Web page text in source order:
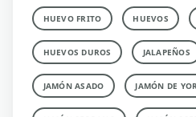
HUEVO FRITO HUEVOS
HUEVOS DUROS JALAPEÑOS
JAMÓN ASADO JAMÓN DE